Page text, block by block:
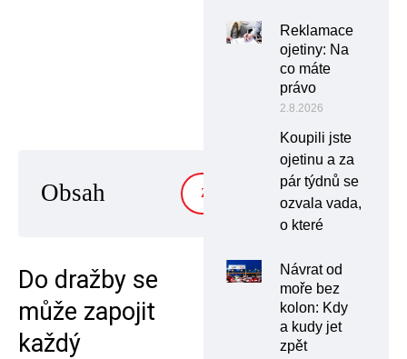
Obsah ZOBRAZIT
Do dražby se
může zapojit
každý
Reklamace
ojetiny: Na
co máte
právo
2.8.2026
Koupili jste
ojetinu a za
pár týdnů se
ozvala vada,
o které
Návrat od
moře bez
kolon: Kdy
a kudy jet
zpět